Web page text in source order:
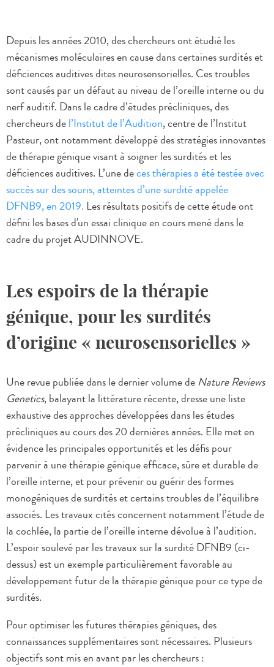
Depuis les années 2010, des chercheurs ont étudié les
mécanismes moléculaires en cause dans certaines surdités et
déficiences auditives dites neurosensorielles. Ces troubles
sont causés par un défaut au niveau de l’oreille interne ou du
nerf auditif. Dans le cadre d’études précliniques, des
chercheurs del’Institut de l’Audition, centre de l’Institut
Pasteur, ont notamment développé des stratégies innovantes
de thérapie génique visant à soigner les surdités et les
déficiences auditives. L’une deces thérapies a été testée avec
succès sur des souris, atteintes d’une surdité appelée
DFNB9, en 2019. Les résultats positifs de cette étude ont
défini les bases d'un essai clinique en cours mené dans le
cadre du projet AUDINNOVE.
Les espoirs de la thérapie
génique, pour les surdités
d’origine « neurosensorielles »
Une revue publiée dans le dernier volume de Nature Reviews
Genetics, balayant la littérature récente, dresse une liste
exhaustive des approches développées dans les études
précliniques au cours des 20 dernières années. Elle met en
évidence les principales opportunités et les défis pour
parvenir à une thérapie génique efficace, sûre et durable de
l’oreille interne, et pour prévenir ou guérir des formes
monogéniques de surdités et certains troubles de l’équilibre
associés. Les travaux cités concernent notamment l’étude de
la cochlée, la partie de l’oreille interne dévolue à l’audition.
L’espoir soulevé par les travaux sur la surdité DFNB9 (ci-
dessus) est un exemple particulièrement favorable au
développement futur de la thérapie génique pour ce type de
surdités.
Pour optimiser les futures thérapies géniques, des
connaissances supplémentaires sont nécessaires. Plusieurs
objectifs sont mis en avant par les chercheurs :